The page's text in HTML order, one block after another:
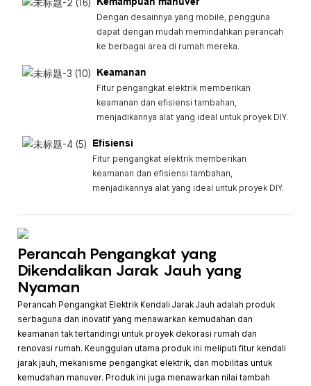
Dengan desainnya yang mobile, pengguna
dapat dengan mudah memindahkan perancah
ke berbagai area di rumah mereka.
Keamanan
Fitur pengangkat elektrik memberikan
keamanan dan efisiensi tambahan,
menjadikannya alat yang ideal untuk proyek DIY.
Efisiensi
Fitur pengangkat elektrik memberikan
keamanan dan efisiensi tambahan,
menjadikannya alat yang ideal untuk proyek DIY.
Perancah Pengangkat yang
Dikendalikan Jarak Jauh yang
Nyaman
Perancah Pengangkat Elektrik Kendali Jarak Jauh adalah produk
serbaguna dan inovatif yang menawarkan kemudahan dan
keamanan tak tertandingi untuk proyek dekorasi rumah dan
renovasi rumah. Keunggulan utama produk ini meliputi fitur kendali
jarak jauh, mekanisme pengangkat elektrik, dan mobilitas untuk
kemudahan manuver. Produk ini juga menawarkan nilai tambah